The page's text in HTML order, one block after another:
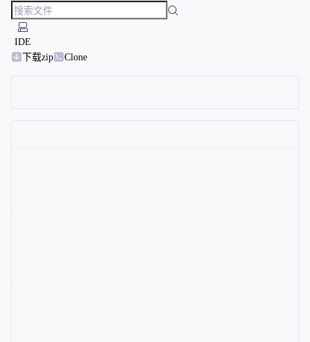
IDE
下载zip
Clone